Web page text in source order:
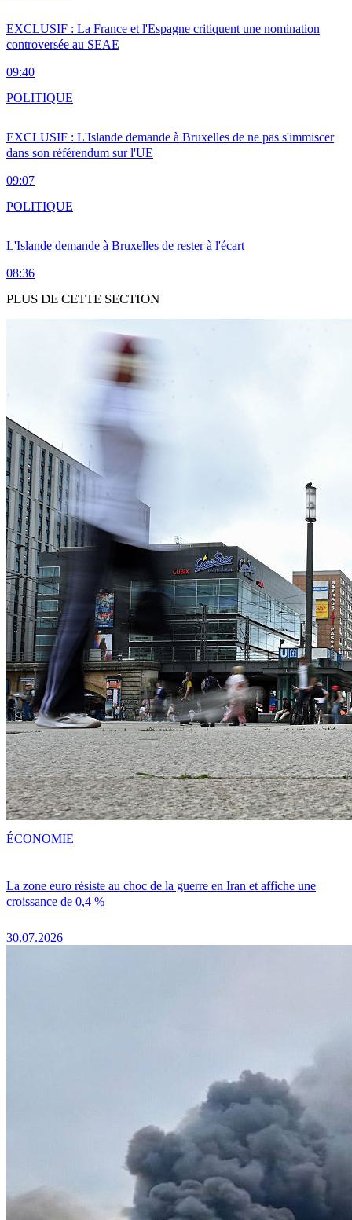
EXCLUSIF : La France et l'Espagne critiquent une nomination
controversée au SEAE
09:40
EXCLUSIF : L'Islande demande à Bruxelles de ne pas s'immiscer
dans son référendum sur l'UE
09:07
POLITIQUE
L'Islande demande à Bruxelles de rester à l'écart
08:36
POLITIQUE
PLUS DE CETTE SECTION
La zone euro résiste au choc de la guerre en Iran et affiche une
croissance de 0,4 %
30.07.2026
ÉCONOMIE